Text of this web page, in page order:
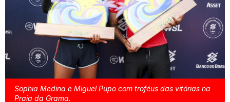
Sophia Medina e Miguel Pupo com troféus das vitórias na
Praia da Grama.